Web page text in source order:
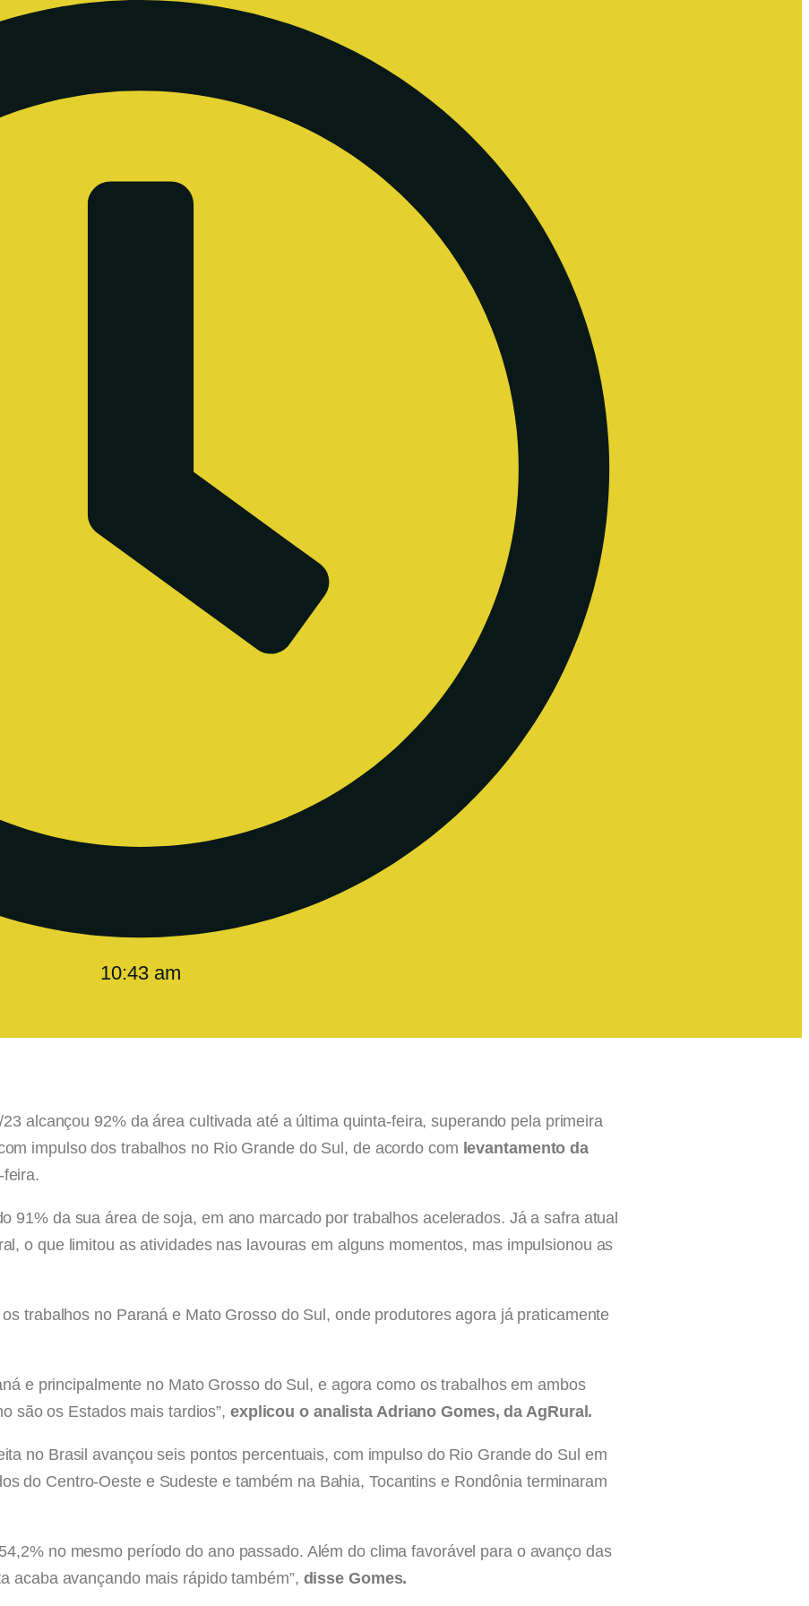
10:43 am
alcançou 92% da área cultivada até a última quinta-feira, superando pela primeira
impulso dos trabalhos no Rio Grande do Sul, de acordo com levantamento da
91% da sua área de soja, em ano marcado por trabalhos acelerados. Já a safra atual
o que limitou as atividades nas lavouras em alguns momentos, mas impulsionou as
trabalhos no Paraná e Mato Grosso do Sul, onde produtores agora já praticamente
e principalmente no Mato Grosso do Sul, e agora como os trabalhos em ambos
são os Estados mais tardios”, explicou o analista Adriano Gomes, da AgRural.
no Brasil avançou seis pontos percentuais, com impulso do Rio Grande do Sul em
do Centro-Oeste e Sudeste e também na Bahia, Tocantins e Rondônia terminaram
no mesmo período do ano passado. Além do clima favorável para o avanço das
acaba avançando mais rápido também”, disse Gomes.